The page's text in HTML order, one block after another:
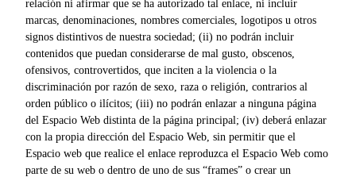
relación ni afirmar que se ha autorizado tal enlace, ni incluir
marcas, denominaciones, nombres comerciales, logotipos u otros
signos distintivos de nuestra sociedad; (ii) no podrán incluir
contenidos que puedan considerarse de mal gusto, obscenos,
ofensivos, controvertidos, que inciten a la violencia o la
discriminación por razón de sexo, raza o religión, contrarios al
orden público o ilícitos; (iii) no podrán enlazar a ninguna página
del Espacio Web distinta de la página principal; (iv) deberá enlazar
con la propia dirección del Espacio Web, sin permitir que el
Espacio web que realice el enlace reproduzca el Espacio Web como
parte de su web o dentro de uno de sus “frames” o crear un